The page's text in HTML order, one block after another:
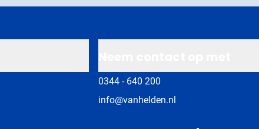
0344 - 640 200
info@vanhelden.nl